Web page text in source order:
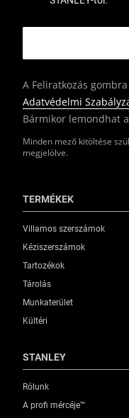
Minden mező kitöltése
megjelölve.
A Feliratkozás
Adatvédelmi
Bármikor lemondhat
TERMÉKEK
Villamos szerszámok
Kéziszerszámok
Tartozékok
Tárolás
Munkaterület
Kültéri
STANLEY
Rólunk
A profi mércéje™